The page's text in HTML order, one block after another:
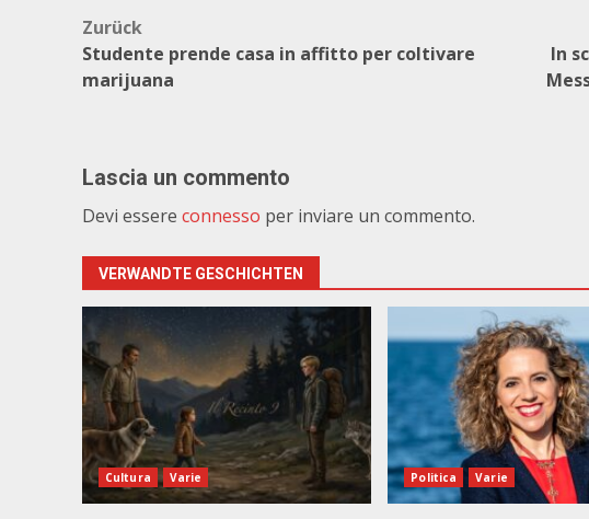
Beitragsnavigation
Zurück
Studente prende casa in affitto per coltivare
marijuana
In
Lascia un commento
Devi essere connesso per inviare un commento.
VERWANDTE GESCHICHTEN
Cultura Varie Politica Varie